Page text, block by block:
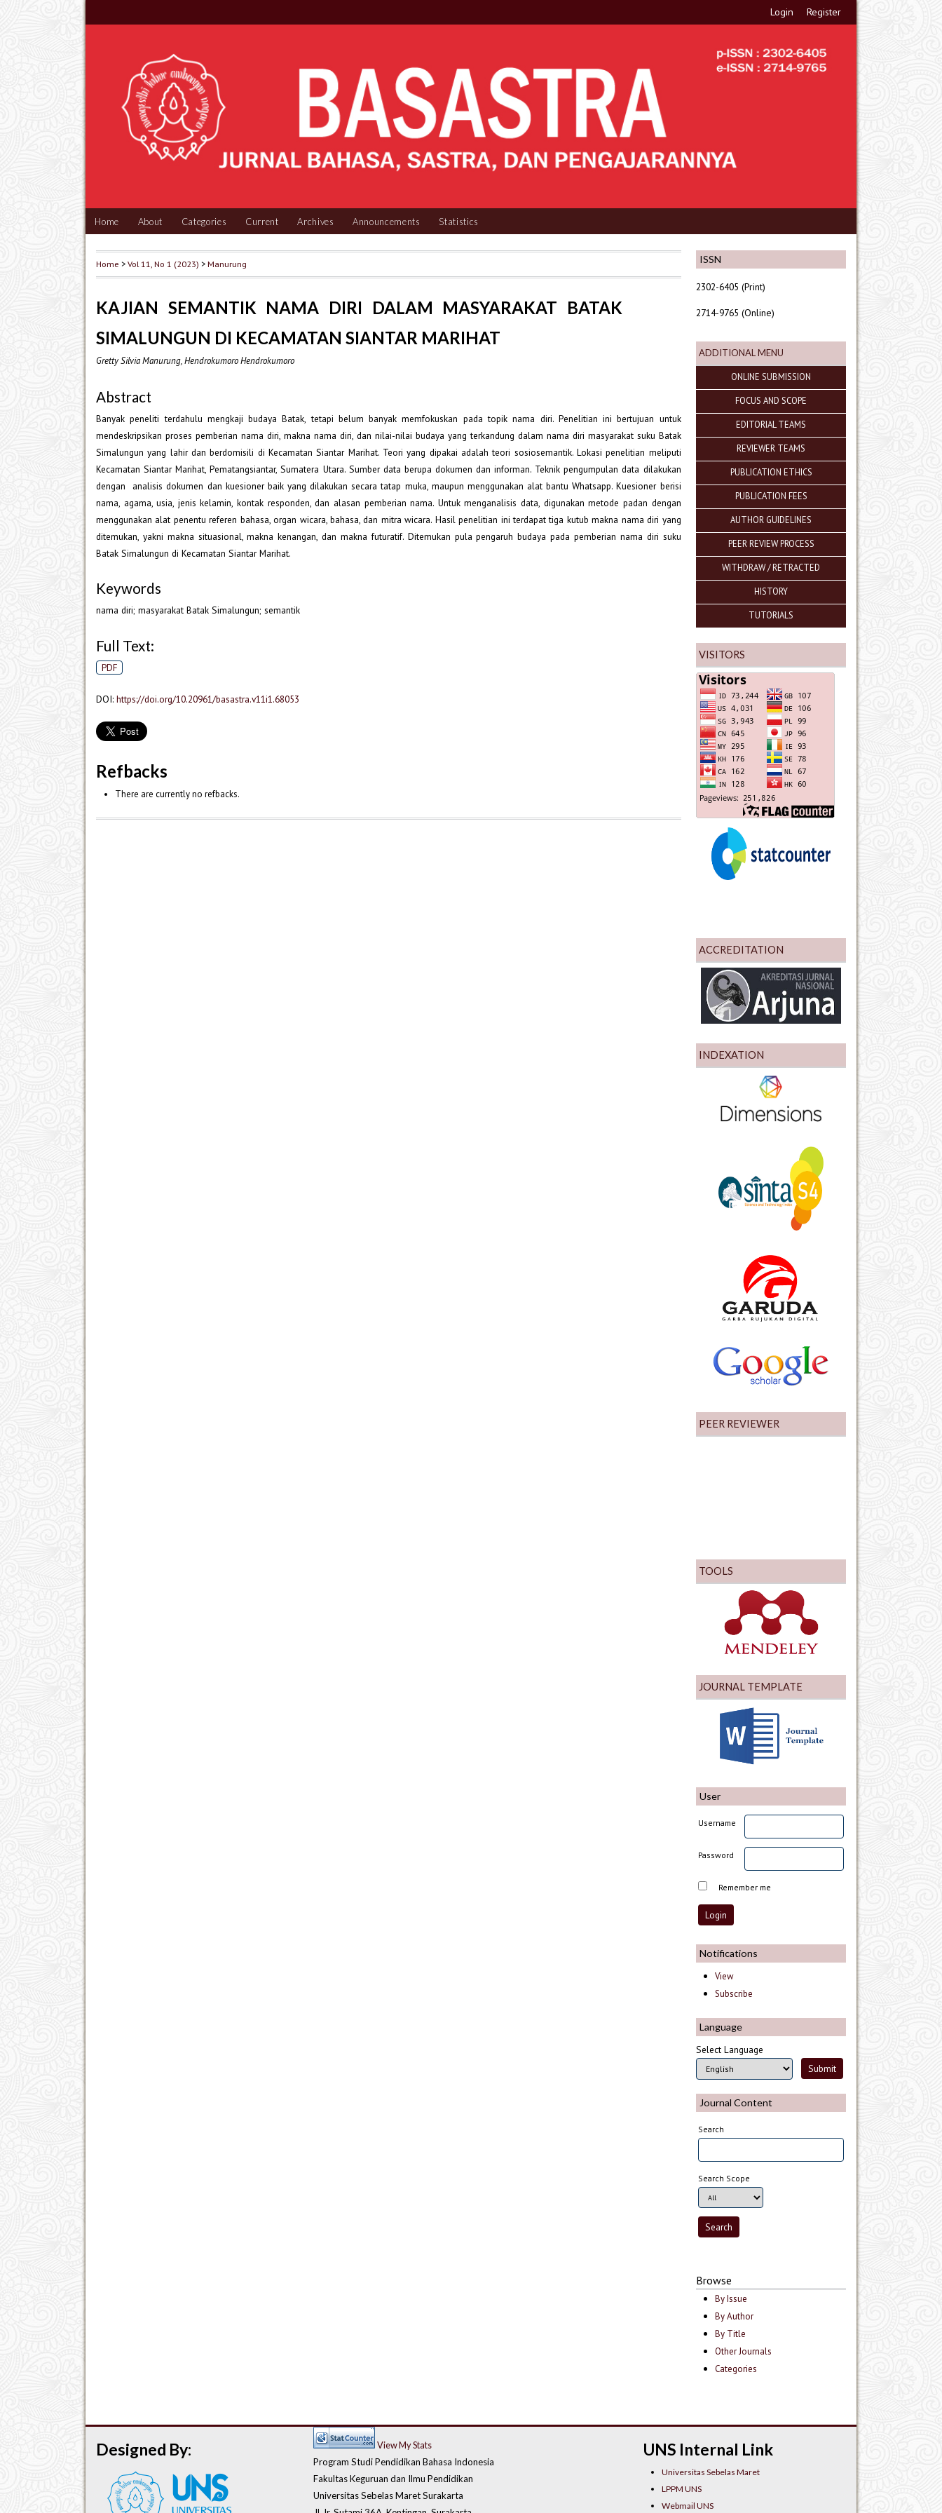
Login Register
Home About Categories Current Archives Announcements Statistics
ISSN
2302-6405 (Print)
2714-9765 (Online)
ADDITIONAL MENU
ONLINE SUBMISSION
FOCUS AND SCOPE
EDITORIAL TEAMS
REVIEWER TEAMS
PUBLICATION ETHICS
PUBLICATION FEES
AUTHOR GUIDELINES
PEER REVIEW PROCESS
WITHDRAW / RETRACTED
HISTORY
TUTORIALS
VISITORS
ACCREDITATION
INDEXATION
PEER REVIEWER
TOOLS
JOURNAL TEMPLATE
User
Username
Password
Remember me
Notifications
View
Subscribe
Language
Select Language
Journal Content
Search
Search Scope
Browse
By Issue
By Author
By Title
Other Journals
Categories
Home >Vol 11, No 1 (2023) >Manurung
KAJIAN SEMANTIK NAMA DIRI DALAM MASYARAKAT BATAK
SIMALUNGUN DI KECAMATAN SIANTAR MARIHAT
Gretty Silvia Manurung, Hendrokumoro Hendrokumoro
Abstract
Banyak peneliti terdahulu mengkaji budaya Batak, tetapi belum banyak memfokuskan pada topik nama diri. Penelitian ini bertujuan untuk
mendeskripsikan proses pemberian nama diri, makna nama diri, dan nilai-nilai budaya yang terkandung dalam nama diri masyarakat suku Batak
Simalungun yang lahir dan berdomisili di Kecamatan Siantar Marihat. Teori yang dipakai adalah teori sosiosemantik. Lokasi penelitian meliputi
Kecamatan Siantar Marihat, Pematangsiantar, Sumatera Utara. Sumber data berupa dokumen dan informan. Teknik pengumpulan data dilakukan
dengan analisis dokumen dan kuesioner baik yang dilakukan secara tatap muka, maupun menggunakan alat bantu Whatsapp. Kuesioner berisi
nama, agama, usia, jenis kelamin, kontak responden, dan alasan pemberian nama. Untuk menganalisis data, digunakan metode padan dengan
menggunakan alat penentu referen bahasa, organ wicara, bahasa, dan mitra wicara. Hasil penelitian ini terdapat tiga kutub makna nama diri yang
ditemukan, yakni makna situasional, makna kenangan, dan makna futuratif. Ditemukan pula pengaruh budaya pada pemberian nama diri suku
Batak Simalungun di Kecamatan Siantar Marihat.
Keywords
nama diri; masyarakat Batak Simalungun; semantik
Full Text:
PDF
DOI: https://doi.org/10.20961/basastra.v11i1.68053
Refbacks
There are currently no refbacks.
UNS Internal Link
Universitas Sebelas Maret
LPPM UNS
Webmail UNS
View My Stats
Program Studi Pendidikan Bahasa Indonesia
Fakultas Keguruan dan Ilmu Pendidikan
Universitas Sebelas Maret Surakarta
Designed By: